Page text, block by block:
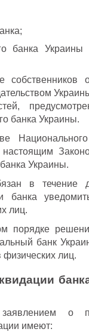
банка
банка Украины.
настоящим
Украины.
в течение
банка
лиц.
порядке
банк
лиц.
о
имеют: